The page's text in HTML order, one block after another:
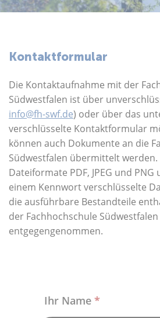
Studierende
Karriere
Über uns
Kontaktformular
Die Kontaktaufnahme mit der
Südwestfalen ist über
info@fh-swf.de) oder über das
verschlüsselte Kontaktformular
können auch Dokumente an die
Südwestfalen übermittelt werden.
Dateiformate PDF, JPEG und
einem Kennwort verschlüsselte
die ausführbare Bestandteile
der Fachhochschule
entgegengenommen.